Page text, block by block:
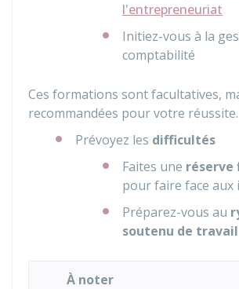
l'entrepreneuriat
Initiez-vous à la
comptabilité
Ces formations sont facultatives,
recommandées pour votre réussite.
Prévoyez les difficultés
Faites une réserve
pour faire face aux
Préparez-vous au
soutenu de travail
À noter